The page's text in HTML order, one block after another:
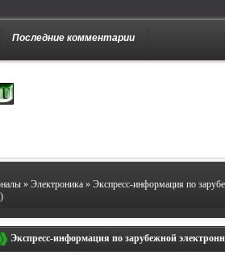
Последние комментарии
»Электроника » Экспресс-информация по
Экспресс-информация по зарубежной